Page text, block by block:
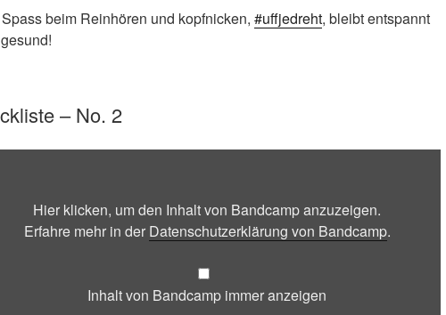
beim Reinhören und kopfnicken, #uffjedreht, bleibt entspannt
– No. 2
Hier klicken, um den Inhalt von Bandcamp anzuzeigen.
Erfahre mehr in der Datenschutzerklärung von Bandcamp.
Inhalt von Bandcamp immer anzeigen